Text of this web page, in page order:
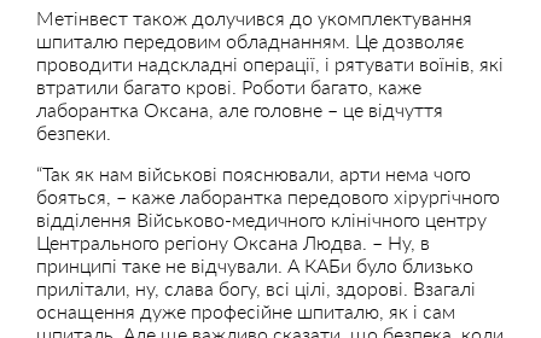
Метінвест також долучився до укомплектування
шпиталю передовим обладнанням. Це дозволяє
проводити надскладні операції, і рятувати воїнів, які
втратили багато крові. Роботи багато, каже
лаборантка Оксана, але головне – це відчуття
безпеки.
“Так як нам військові пояснювали, арти нема чого
бояться, – каже лаборантка передового хірургічного
відділення Військово-медичного клінічного центру
Центрального регіону Оксана Людва. – Ну, в
принципі таке не відчували. А КАБи було близько
прилітали, ну, слава богу, всі цілі, здорові. Взагалі
оснащення дуже професійне шпиталю, як і сам